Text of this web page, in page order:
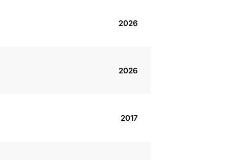
2026
2026
2017